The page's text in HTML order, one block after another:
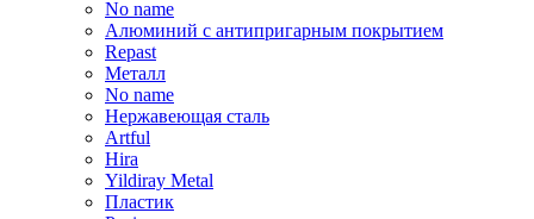
No name
Алюминий с антипригарным покрытием
Repast
Металл
No name
Нержавеющая сталь
Artful
Hira
Yildiray Metal
Пластик